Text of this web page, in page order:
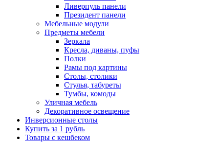
Ливерпуль панели
Президент панели
Мебельные модули
Предметы мебели
Зеркала
Кресла, диваны, пуфы
Полки
Рамы под картины
Столы, столики
Стулья, табуреты
Тумбы, комоды
Уличная мебель
Декоративное освещение
Инверсионные столы
Купить за 1 рубль
Товары с кешбеком